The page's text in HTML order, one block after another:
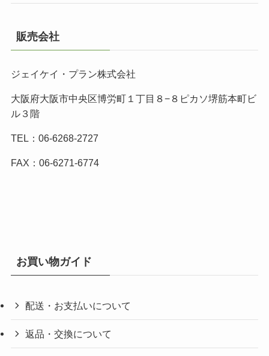
販売会社
ジェイケイ・プラン株式会社
大阪府大阪市中央区博労町１丁目８−８ピカソ堺筋本町ビ
ル３階
TEL：06-6268-2727
FAX：06-6271-6774
お買い物ガイド
配送・お支払いについて
返品・交換について